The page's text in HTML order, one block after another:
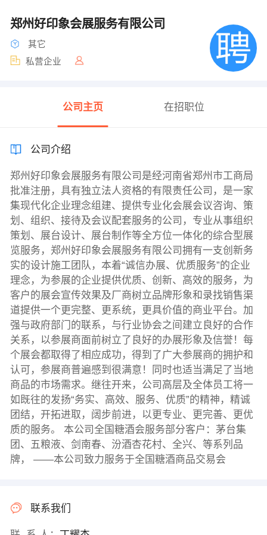
郑州好印象会展服务有限公司
其它
私营企业
公司主页 在招职位
公司介绍
郑州好印象会展服务有限公司是经河南省郑州市工商局
批准注册，具有独立法人资格的有限责任公司，是一家
集现代化企业理念组建、提供专业化会展会议咨询、策
划、组织、接待及会议配套服务的公司，专业从事组织
策划、展台设计、展台制作等全方位一体化的综合型展
览服务，郑州好印象会展服务有限公司拥有一支创新务
实的设计施工团队，本着“诚信办展、优质服务”的企业
理念，为参展的企业提供优质、创新、高效的服务，为
客户的展会宣传效果及厂商树立品牌形象和录找销售渠
道提供一个更完整、更系统，更具价值的商业平台。加
强与政府部门的联系，与行业协会之间建立良好的合作
关系，以参展商面前树立了良好的办展形象及信誉！每
个展会都取得了相应成功，得到了广大参展商的拥护和
认可，参展商普遍感到很满意！同时也适当满足了当地
商品的市场需求。继往开来，公司高层及全体员工将一
如既往的发扬“务实、高效、服务、优质”的精神，精诚
团结，开拓进取，阔步前进，以更专业、更完善、更优
质的服务。 本公司全国糖酒会服务部分客户：茅台集
团、五粮液、剑南春、汾酒杏花村、全兴、等系列品
牌， ――本公司致力服务于全国糖酒商品交易会
联系我们